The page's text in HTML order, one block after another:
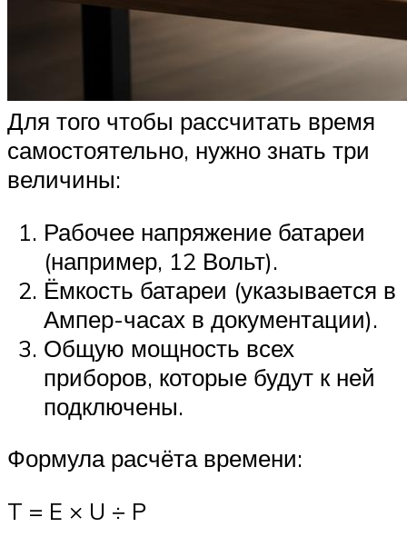
Для того чтобы рассчитать время
самостоятельно, нужно знать три
величины:
Рабочее напряжение батареи
(например, 12 Вольт).
Ёмкость батареи (указывается в
Ампер-часах в документации).
Общую мощность всех
приборов, которые будут к ней
подключены.
Формула расчёта времени:
T = E × U ÷ P